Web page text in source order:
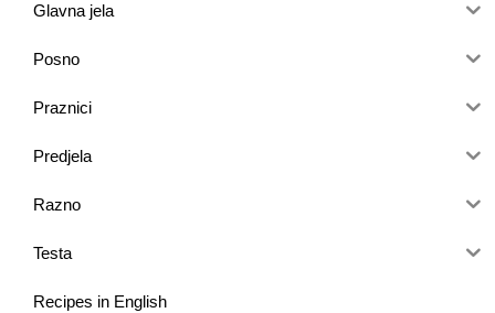
Glavna jela
Posno
Praznici
Predjela
Razno
Testa
Recipes in English